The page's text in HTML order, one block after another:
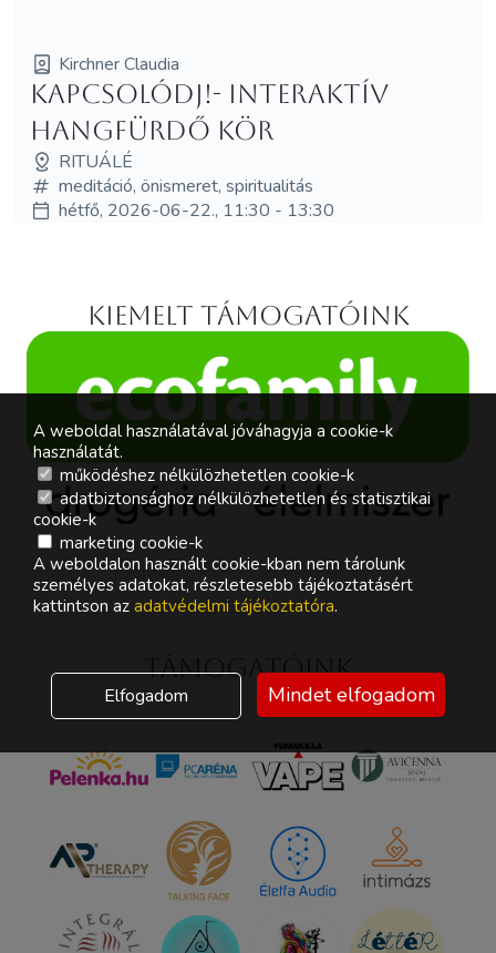
Kirchner Claudia
Kapcsolódj!- Interaktív
hangfürdő kör
RITUÁLÉ
meditáció, önismeret, spiritualitás
hétfő, 2026-06-22., 11:30 - 13:30
Kiemelt támogatóink
Támogatóink
A weboldal használatával jóváhagyja a cookie-k
használatát.
működéshez nélkülözhetetlen cookie-k
adatbiztonsághoz nélkülözhetetlen és statisztikai
cookie-k
marketing cookie-k
A weboldalon használt cookie-kban nem tárolunk
személyes adatokat, részletesebb tájékoztatásért
kattintson az adatvédelmi tájékoztatóra.
Elfogadom Mindet elfogadom